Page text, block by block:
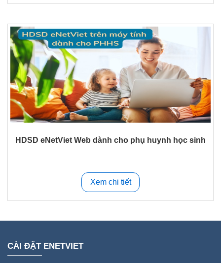
HDSD eNetViet Web dành cho phụ huynh học sinh
Xem chi tiết
CÀI ĐẶT ENETVIET